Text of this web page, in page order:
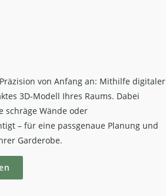
von Anfang an: Mithilfe digitaler
3D-Modell Ihres Raums. Dabei
schräge Wände oder
– für eine passgenaue Planung und
Garderobe.